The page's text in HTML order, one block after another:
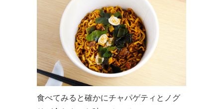
食べてみると確かにチャパゲティとノグ